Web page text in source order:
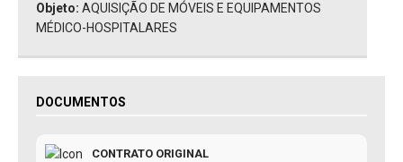
Objeto: AQUISIÇÃO DE MÓVEIS E EQUIPAMENTOS
MÉDICO-HOSPITALARES
DOCUMENTOS
CONTRATO ORIGINAL